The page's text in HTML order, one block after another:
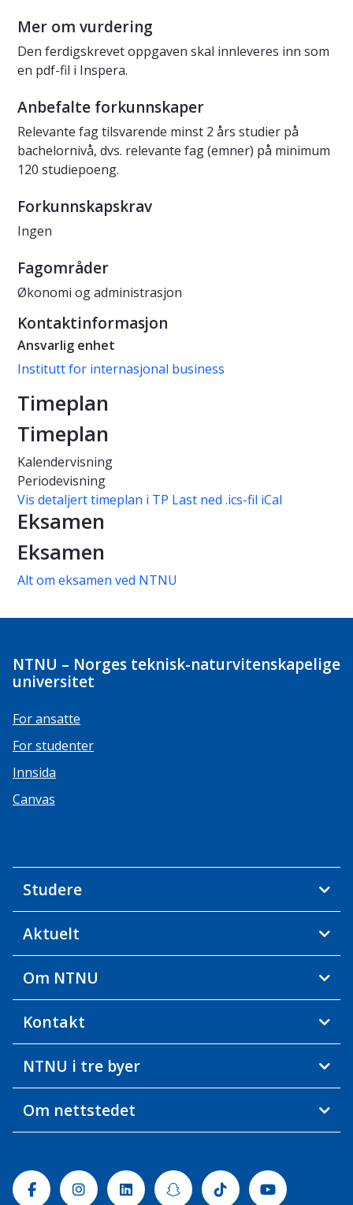
Mer om vurdering
Den ferdigskrevet oppgaven skal innleveres inn som
en pdf-fil i Inspera.
Anbefalte forkunnskaper
Relevante fag tilsvarende minst 2 års studier på
bachelornivå, dvs. relevante fag (emner) på minimum
120 studiepoeng.
Forkunnskapskrav
Ingen
Fagområder
Økonomi og administrasjon
Kontaktinformasjon
Ansvarlig enhet
Institutt for internasjonal business
Timeplan
Timeplan
Kalendervisning
Periodevisning
Vis detaljert timeplan i TP Last ned .ics-fil iCal
Eksamen
Eksamen
Alt om eksamen ved NTNU
NTNU – Norges teknisk-naturvitenskapelige
universitet
For ansatte
For studenter
Innsida
Canvas
Studere
Aktuelt
Om NTNU
Kontakt
NTNU i tre byer
Om nettstedet
FacebookInstagramLinkedinSnapchatTiktok Youtube